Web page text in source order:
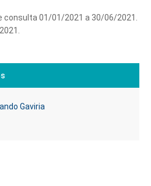
consulta 01/01/2021 a 30/06/2021.
Gaviria